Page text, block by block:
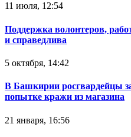
11 июля, 12:54
Поддержка волонтеров,
и справедлива
5 октября, 14:42
В Башкирии росгвардейцы
попытке кражи из магазина
21 января, 16:56